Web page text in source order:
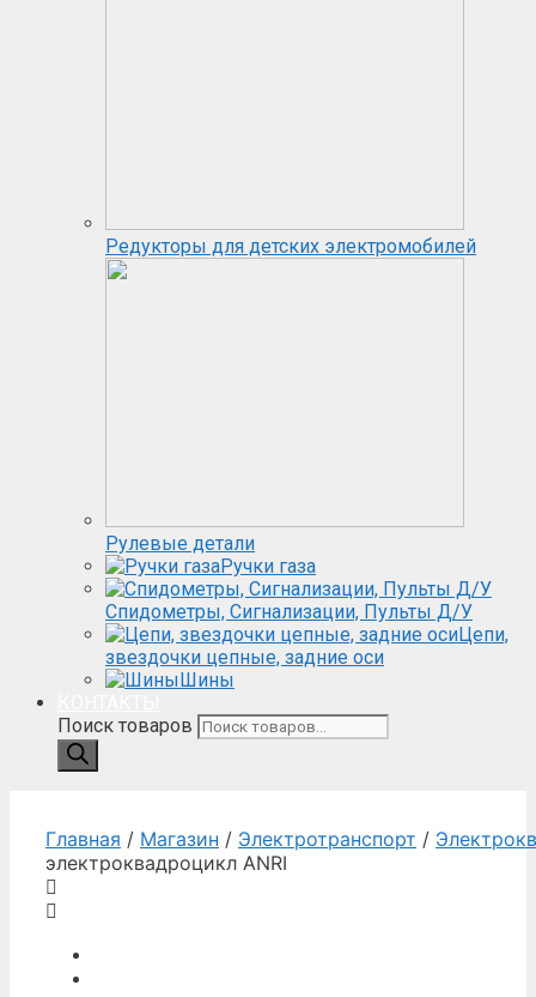
Редукторы для детских электромобилей
Рулевые детали
Ручки газа
Спидометры, Сигнализации, Пульты Д/У
Цепи,
звездочки цепные, задние оси
Шины
Поиск товаров
Главная / Магазин / Электротранспорт /
электроквадроцикл ANRI